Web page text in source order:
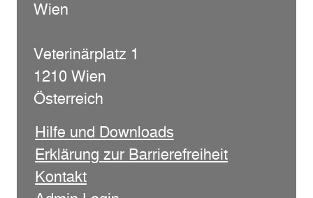
Wien
Veterinärplatz 1
1210 Wien
Österreich
Hilfe und Downloads
Erklärung zur Barrierefreiheit
Kontakt